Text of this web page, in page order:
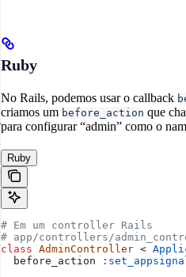
Ruby
No Rails, podemos usar o callback
criamos um before_action que
para configurar “admin” como o
Ruby
# Em um controller Rails
# app/controllers/
class AdminController <
  before_action